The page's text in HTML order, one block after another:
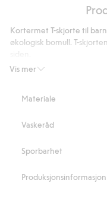
23
stemmer
Vis mer
Kortermet T-skjorte til
økologisk bomull. T-
Inneholder 100 %
Materiale
Vaskeråd
Sporbarhet
Produksjonsinformasjon